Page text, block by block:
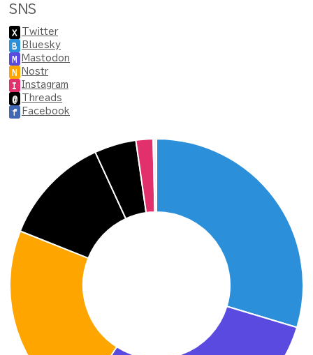
SNS
X Twitter
B Bluesky
M Mastodon
N Nostr
I Instagram
@ Threads
f Facebook